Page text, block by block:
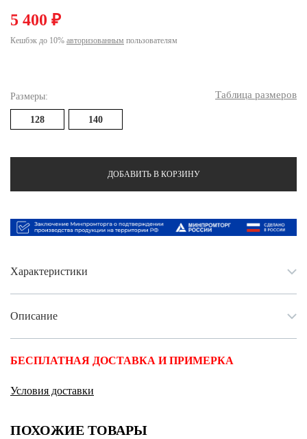
5 400 ₽
Кешбэк до 10% авторизованным пользователям
Размеры: Таблица размеров
128 140
ДОБАВИТЬ В КОРЗИНУ
Характеристики
Описание
БЕСПЛАТНАЯ ДОСТАВКА И ПРИМЕРКА
Условия доставки
ПОХОЖИЕ ТОВАРЫ